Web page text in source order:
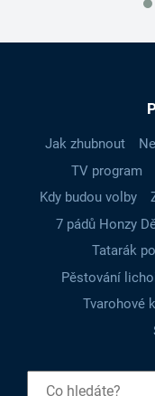
Jak zhubnout
TV program
Kdy budou volby
7 pádů Honzy
Tatarák
Pěstování
Tvarohové